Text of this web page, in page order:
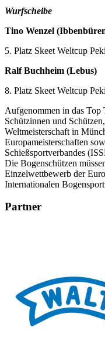
Wurfscheibe
Tino Wenzel
5. Platz Skeet Weltcup
Ralf Buchheim (Lebus)
8. Platz Skeet Weltcup
Aufgenommen in das Top
Schützinnen und
Weltmeisterschaft in
Europameisterschaften
Schießsportverbandes
Die Bogenschützen
Einzelwettbewerb der
Internationalen
Partner